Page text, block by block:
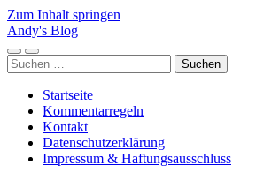
Zum Inhalt springen
Andy's Blog
Mobile-
Menü
Suchfeld
ein-/ausblenden
Suchen
nach:
Startseite
Kommentarregeln
Kontakt
Datenschutzerklärung
Impressum & Haftungsausschluss